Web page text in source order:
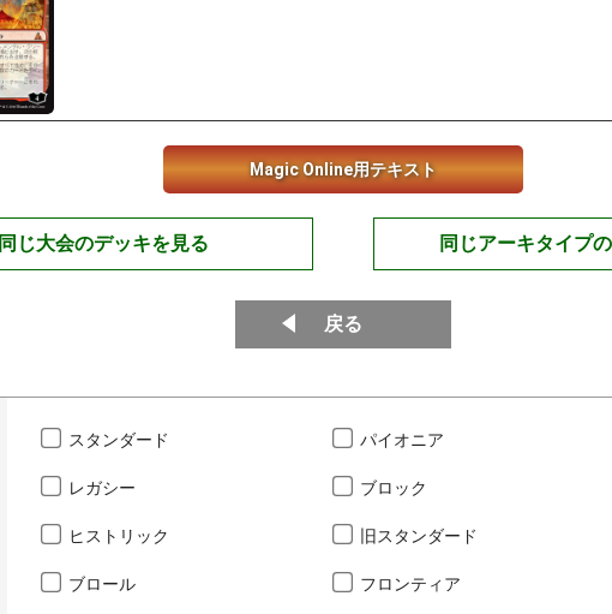
Magic Online用テキスト
同じ大会のデッキを見る 同じアーキタイプ
戻る
スタンダード パイオニア
レガシー ブロック
ヒストリック 旧スタンダード
ブロール フロンティア